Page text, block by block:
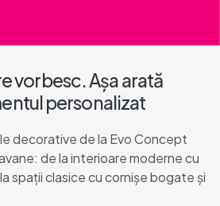
vorbesc. Așa arată
personalizat
decorative de la Evo Concept
de la interioare moderne cu
spații clasice cu cornișe bogate și